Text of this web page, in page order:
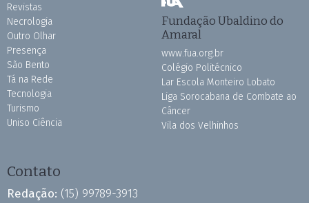
Revistas
Necrologia
Outro Olhar
Presença
São Bento
Tá na Rede
Tecnologia
Turismo
Uniso Ciência
Fundação Ubaldino do
Amaral
www.fua.org.br
Colégio Politécnico
Lar Escola Monteiro Lobato
Liga Sorocabana de Combate ao
Câncer
Vila dos Velhinhos
Contato
Redação: (15) 99789-3913